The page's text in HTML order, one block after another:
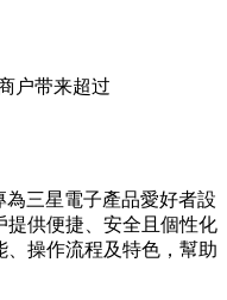
户带来超过
為三星電子產品愛好者設
提供便捷、安全且個性化
、操作流程及特色，幫助